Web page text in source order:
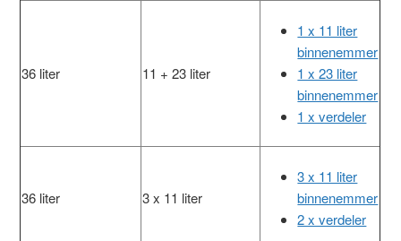
36 liter 11 + 23 liter
1 x 11 liter
binnenemmer
1 x 23 liter
binnenemmer
1 x verdeler
36 liter 3 x 11 liter
3 x 11 liter
binnenemmer
2 x verdeler